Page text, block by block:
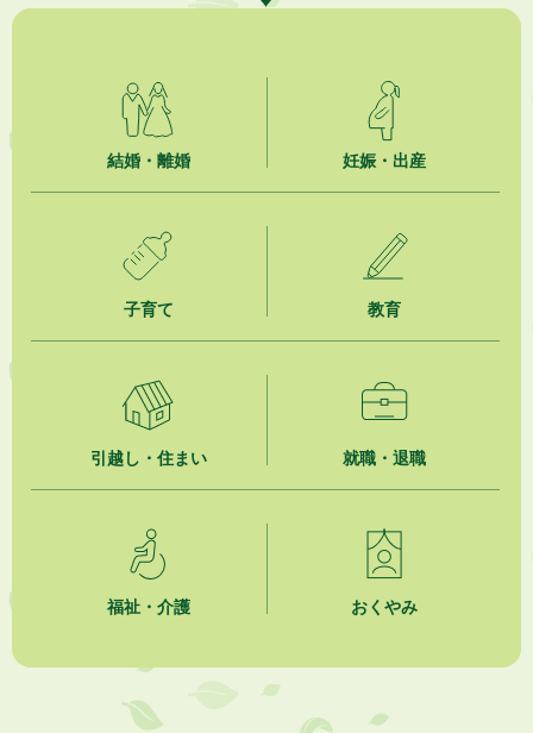
「お茶を知る・体験する講座」を開催します
ジュビロ磐田（情報提供・お知らせ）
掛川市広告入り窓口封筒無償提供者募集
【日本DX大賞2026】ポスターセッション最優秀賞を受賞しました！
夏季休暇期間 開業医等診療予定
2026年8月3日
企業版ふるさと納税（地方創生応援税制）のお願い
結婚・離婚 妊娠・出産
子育て 教育
引越し・住まい 就職・退職
福祉・介護 おくやみ